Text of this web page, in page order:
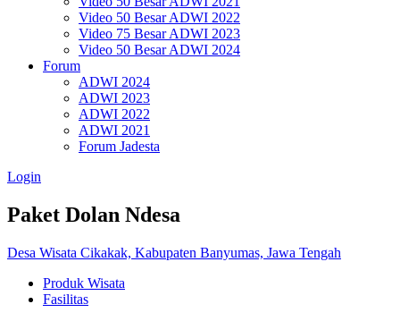
Video 50 Besar ADWI 2022
Video 75 Besar ADWI 2023
Video 50 Besar ADWI 2024
Forum
ADWI 2024
ADWI 2023
ADWI 2022
ADWI 2021
Forum Jadesta
Login
Paket Dolan Ndesa
Desa Wisata Cikakak, Kabupaten Banyumas, Jawa Tengah
Produk Wisata
Fasilitas